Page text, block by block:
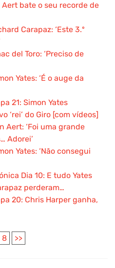
Aert bate o seu recorde de
Carapaz: ‘Este 3.º
del Toro: ‘Preciso de
Yates: ‘É o auge da
21: Simon Yates
‘rei’ do Giro [com vídeos]
Aert: ‘Foi uma grande
Adorei’
Yates: ‘Não consegui
Dia 10: E tudo Yates
perderam…
20: Chris Harper ganha,
8 >>